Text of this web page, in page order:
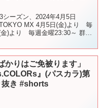
ーズン、2024年4月5日
MX 4月5日(金)より 毎
)より 毎週金曜23:30～ 群馬
かりはご免被ります」
』(パスカラ)第
抜き #shorts